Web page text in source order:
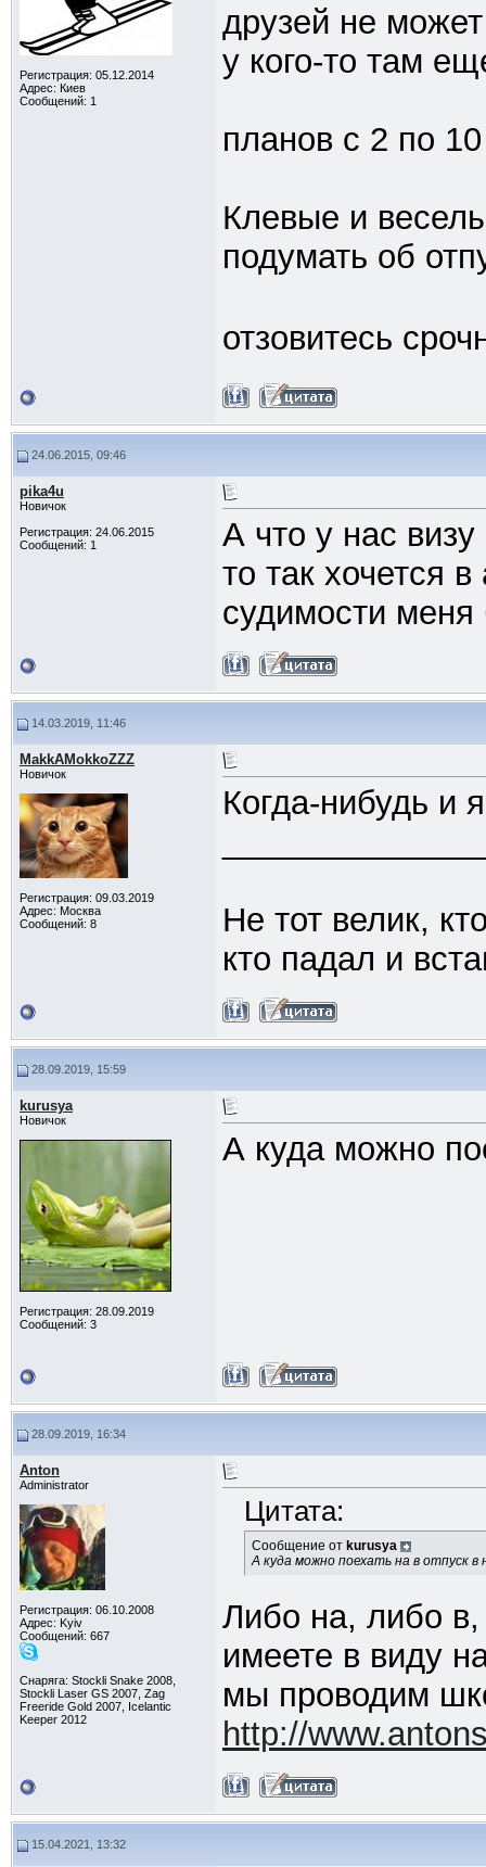
Регистрация: 05.12.2014
Адрес: Киев
Сообщений: 1
друзей не
у кого-то там
планов с 2 по
Клевые и
подумать об
отзовитесь
24.06.2015, 09:46
pika4u
Новичок
Регистрация: 24.06.2015
Сообщений: 1
А что у нас
то так хочется
судимости меня
14.03.2019, 11:46
MakkAMokkoZZZ
Новичок
Регистрация: 09.03.2019
Адрес: Москва
Сообщений: 8
Когда-нибудь и
Не тот велик,
кто падал и
28.09.2019, 15:59
kurusya
Новичок
Регистрация: 28.09.2019
Сообщений: 3
А куда можно
28.09.2019, 16:34
Anton
Administrator
Регистрация: 06.10.2008
Адрес: Kyiv
Сообщений: 667
Снаряга: Stockli Snake 2008,
Stockli Laser GS 2007, Zag
Freeride Gold 2007, Icelantic
Keeper 2012
Цитата:
Сообщение от kurusya
А куда можно поехать на в отпуск в
Либо на, либо
имеете в виду
мы проводим
http://
15.04.2021, 13:32